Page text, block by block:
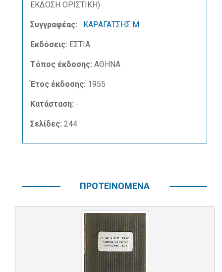
ΕΚΔΟΣΗ ΟΡΙΣΤΙΚΗ)
Συγγραφέας: ΚΑΡΑΓΑΤΣΗΣ Μ.
Εκδόσεις: ΕΣΤΙΑ
Τόπος έκδοσης: ΑΘΗΝΑ
Έτος έκδοσης: 1955
Κατάσταση: -
Σελίδες: 244
ΠΡΟΤΕΙΝΟΜΕΝΑ